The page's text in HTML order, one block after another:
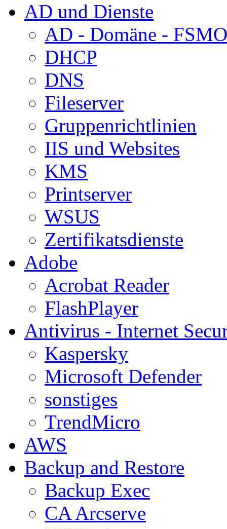
AD und Dienste
AD - Domäne - FSMO
DHCP
DNS
Fileserver
Gruppenrichtlinien
IIS und Websites
KMS
Printserver
WSUS
Zertifikatsdienste
Adobe
Acrobat Reader
FlashPlayer
Antivirus - Internet
Kaspersky
Microsoft Defender
sonstiges
TrendMicro
AWS
Backup and Restore
Backup Exec
CA Arcserve